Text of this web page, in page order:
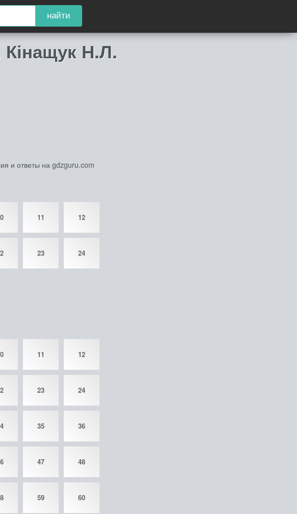
найти
Кінащук Н.Л.
и ответы на gdzguru.com
11 12
23 24
11 12
23 24
35 36
47 48
59 60